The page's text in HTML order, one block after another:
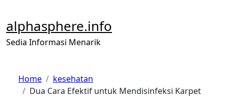
content
alphasphere.info
Sedia Informasi Menarik
Home
kesehatan
Dua Cara Efektif untuk Mendisinfeksi Karpet